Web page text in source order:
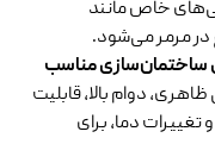
خاص مانند
مرمر می‌شود.
ساختمان‌سازی مناسب
دوام بالا، قابلیت
دما، برای